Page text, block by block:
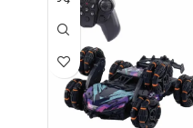
22 cm
Rekomenduojamas amžius:
nuo 3 metų
Elementai: 3x AA